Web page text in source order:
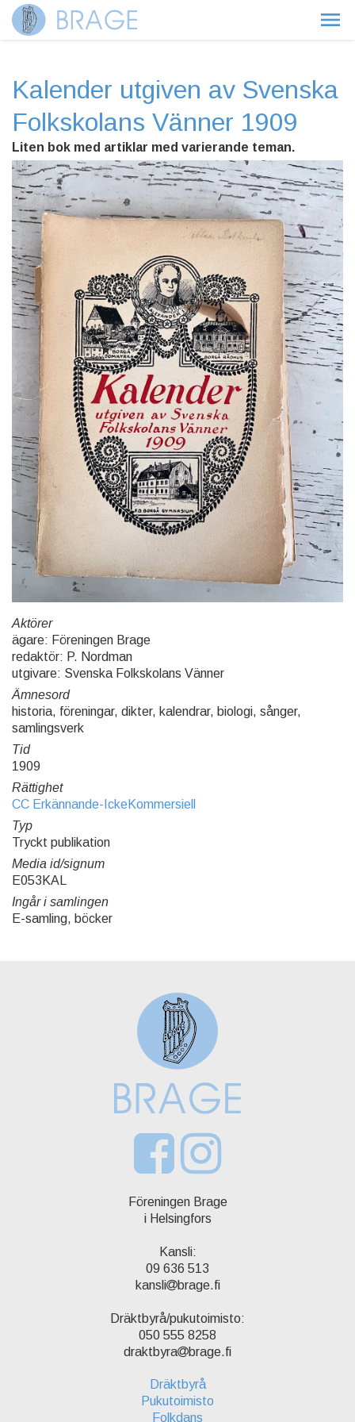
Kalender utgiven av Svenska
Folkskolans Vänner 1909
Liten bok med artiklar med varierande teman.
Aktörer
ägare: Föreningen Brage
redaktör: P. Nordman
utgivare: Svenska Folkskolans Vänner
Ämnesord
historia, föreningar, dikter, kalendrar, biologi, sånger,
samlingsverk
Tid
1909
Rättighet
CC Erkännande-IckeKommersiell
Typ
Tryckt publikation
Media id/signum
E053KAL
Ingår i samlingen
E-samling, böcker
Föreningen Brage
i Helsingfors
Kansli:
09 636 513
kansli
brage.fi
Dräktbyrå/pukutoimisto:
050 555 8258
draktbyra
brage.fi
Dräktbyrå
Pukutoimisto
Folkdans